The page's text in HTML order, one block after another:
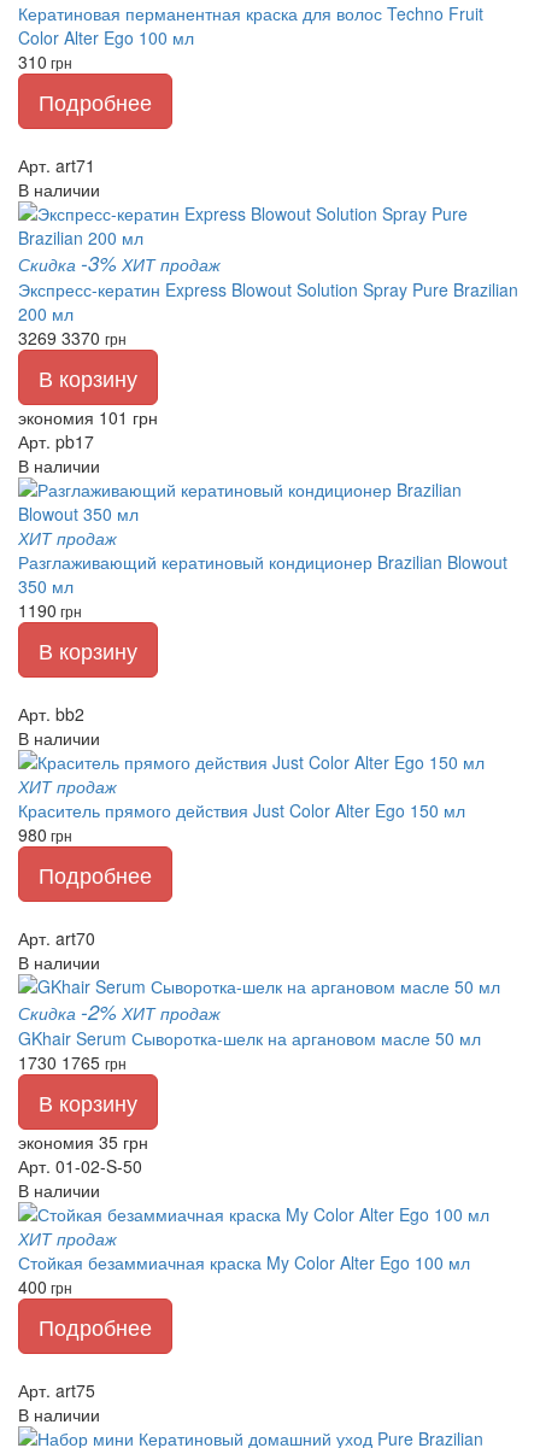
Кератиновая перманентная краска для волос Techno Fruit
Color Alter Ego 100 мл
310 грн
Подробнее
Арт. art71
В наличии
Скидка -3% ХИТ продаж
Экспресс-кератин Express Blowout Solution Spray Pure Brazilian
200 мл
3269 3370 грн
В корзину
экономия 101 грн
Арт. pb17
В наличии
ХИТ продаж
Разглаживающий кератиновый кондиционер Brazilian Blowout
350 мл
1190 грн
В корзину
Арт. bb2
В наличии
ХИТ продаж
Краситель прямого действия Just Color Alter Ego 150 мл
980 грн
Подробнее
Арт. art70
В наличии
Скидка -2% ХИТ продаж
GKhair Serum Сыворотка-шелк на аргановом масле 50 мл
1730 1765 грн
В корзину
экономия 35 грн
Арт. 01-02-S-50
В наличии
ХИТ продаж
Стойкая безаммиачная краска My Color Alter Ego 100 мл
400 грн
Подробнее
Арт. art75
В наличии